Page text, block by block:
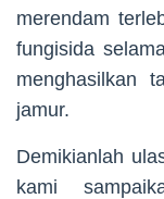
merendam
fungisida
menghasilkan
jamur.
Demikianlah
kami